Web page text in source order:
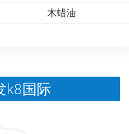
木蜡油
k8国际